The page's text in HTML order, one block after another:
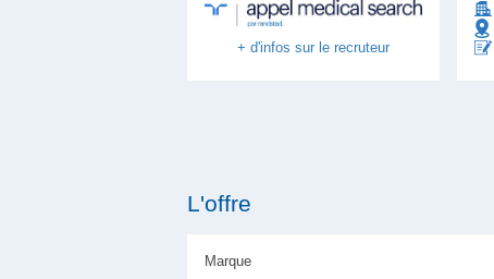
+ d'infos sur le recruteur
L'offre
Marque